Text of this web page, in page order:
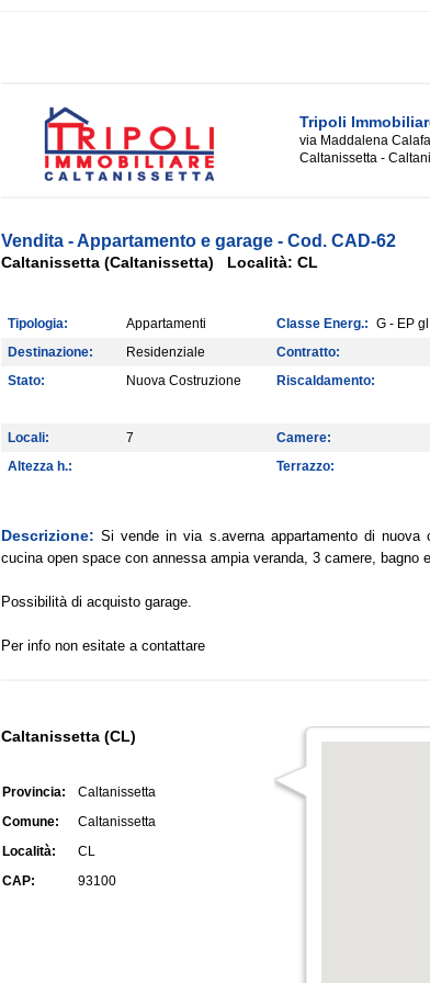
Tripoli
via Maddalena
Caltanissetta -
Vendita - Appartamento e garage - Cod. CAD-62
Caltanissetta (Caltanissetta) Località: CL
Tipologia: Appartamenti Classe Energ.: G - EP
Destinazione:
Residenziale Contratto:
Stato:
Nuova Costruzione Riscaldamento:
Locali: 7 Camere:
Altezza h.:
Terrazzo:
Descrizione:Si vende in via s.averna appartamento di
cucina open space con annessa ampia veranda, 3 camere, bagno
Possibilità di acquisto garage.
Per info non esitate a contattare
Caltanissetta (CL)
Provincia:
Caltanissetta
Comune:
Caltanissetta
Località:
CL
CAP:
93100